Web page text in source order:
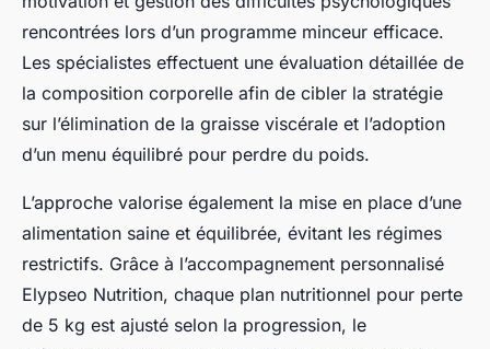
rencontrées lors d’un programme minceur efficace.
Les spécialistes effectuent une évaluation détaillée de
la composition corporelle afin de cibler la stratégie
sur l’élimination de la graisse viscérale et l’adoption
d’un menu équilibré pour perdre du poids.
L’approche valorise également la mise en place d’une
alimentation saine et équilibrée, évitant les régimes
restrictifs. Grâce à l’accompagnement personnalisé
Elypseo Nutrition, chaque plan nutritionnel pour perte
de 5 kg est ajusté selon la progression, le